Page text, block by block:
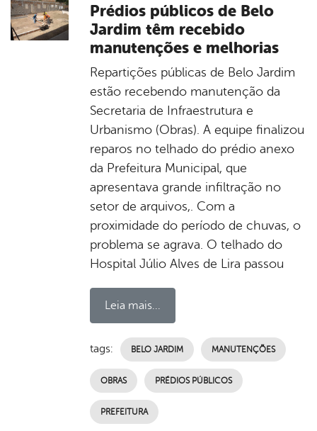
Prédios públicos de Belo
Jardim têm recebido
manutenções e melhorias
Repartições públicas de Belo Jardim
estão recebendo manutenção da
Secretaria de Infraestrutura e
Urbanismo (Obras). A equipe finalizou
reparos no telhado do prédio anexo
da Prefeitura Municipal, que
apresentava grande infiltração no
setor de arquivos,. Com a
proximidade do período de chuvas, o
problema se agrava. O telhado do
Hospital Júlio Alves de Lira passou
Leia mais...
tags: BELO JARDIM MANUTENÇÕES
OBRAS PRÉDIOS PÚBLICOS
PREFEITURA